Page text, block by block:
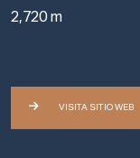
2,720 m
VISITA SITIO WEB